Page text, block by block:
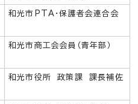
和光市PTA・保護者会連合会
和光市商工会会員（青年部）
和光市役所 政策課 課長補佐